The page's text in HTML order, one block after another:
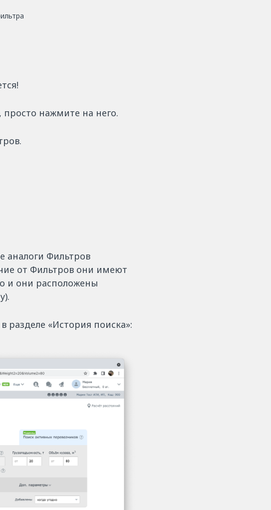
нажмите на него.
аналоги Фильтров
от Фильтров они имеют
и они расположены
разделе «История поиска»: